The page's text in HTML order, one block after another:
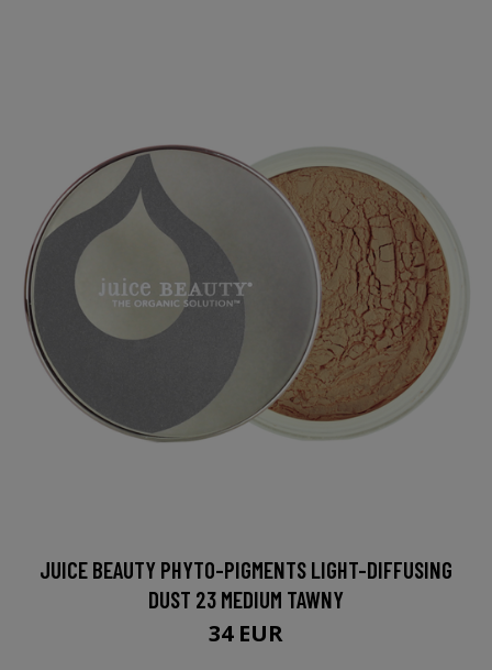
JUICE BEAUTY PHYTO-PIGMENTS LIGHT-DIFFUSING
DUST 23 MEDIUM TAWNY
34 EUR